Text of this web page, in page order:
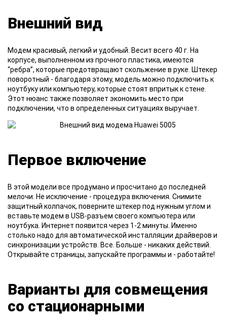
Внешний вид
Модем красивый, легкий и удобный. Весит всего 40 г. На
корпусе, выполненном из прочного пластика, имеются
“ребра”, которые предотвращают скольжение в руке. Штекер
поворотный - благодаря этому, модель можно подключить к
ноутбуку или компьютеру, которые стоят впритык к стене.
Этот нюанс также позволяет экономить место при
подключении, что в определенных ситуациях выручает.
Первое включение
В этой модели все продумано и просчитано до последней
мелочи. Не исключение - процедура включения. Снимите
защитный колпачок, поверните штекер под нужным углом и
вставьте модем в USB-разъем своего компьютера или
ноутбука. Интернет появится через 1-2 минуты. Именно
столько надо для автоматической инсталляции драйверов и
синхронизации устройств. Все. Больше - никаких действий.
Открывайте страницы, запускайте программы и - работайте!
Варианты для совмещения
со стационарными